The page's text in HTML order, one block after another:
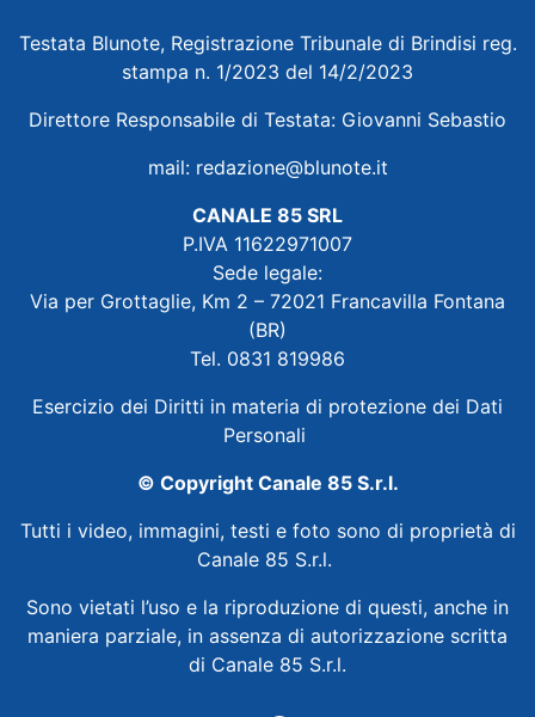
Testata Blunote, Registrazione Tribunale di Brindisi reg.
stampa n. 1/2023 del 14/2/2023
Direttore Responsabile di Testata: Giovanni Sebastio
mail: redazione@blunote.it
CANALE 85 SRL
P.IVA 11622971007
Sede legale:
Via per Grottaglie, Km 2 – 72021 Francavilla Fontana
(BR)
Tel. 0831 819986
Esercizio dei Diritti in materia di protezione dei Dati
Personali
© Copyright Canale 85 S.r.l.
Tutti i video, immagini, testi e foto sono di proprietà di
Canale 85 S.r.l.
Sono vietati l’uso e la riproduzione di questi, anche in
maniera parziale, in assenza di autorizzazione scritta
di Canale 85 S.r.l.